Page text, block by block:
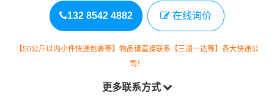
132 8542 4882 在线询价
【50公斤以内小件快递包裹等】物品请直接联系【三通一达等】各大快递公
司！
更多联系方式